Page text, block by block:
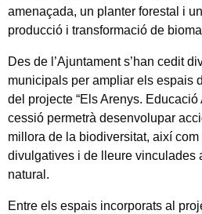
amenaçada, un planter forestal i
producció i transformació de
Des de l’Ajuntament s’han cedit
municipals per ampliar els espais
del projecte “Els Arenys. Educació
cessió permetrà desenvolupar
millora de la biodiversitat, així
divulgatives i de lleure vinculades
natural.
Entre els espais incorporats al